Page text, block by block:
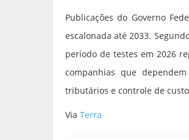
Publicações do Governo
escalonada até 2033.
período de testes em 2026
companhias que
tributários e controle de
Via Terra